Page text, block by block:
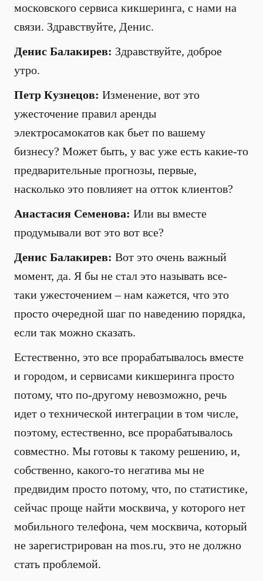
московского сервиса кикшеринга, с нами на
связи. Здравствуйте, Денис.
Денис Балакирев: Здравствуйте, доброе
утро.
Петр Кузнецов: Изменение, вот это
ужесточение правил аренды
электросамокатов как бьет по вашему
бизнесу? Может быть, у вас уже есть какие-то
предварительные прогнозы, первые,
насколько это повлияет на отток клиентов?
Анастасия Семенова: Или вы вместе
продумывали вот это вот все?
Денис Балакирев: Вот это очень важный
момент, да. Я бы не стал это называть все-
таки ужесточением – нам кажется, что это
просто очередной шаг по наведению порядка,
если так можно сказать.
Естественно, это все прорабатывалось вместе
и городом, и сервисами кикшеринга просто
потому, что по-другому невозможно, речь
идет о технической интеграции в том числе,
поэтому, естественно, все прорабатывалось
совместно. Мы готовы к такому решению, и,
собственно, какого-то негатива мы не
предвидим просто потому, что, по статистике,
сейчас проще найти москвича, у которого нет
мобильного телефона, чем москвича, который
не зарегистрирован на mos.ru, это не должно
стать проблемой.